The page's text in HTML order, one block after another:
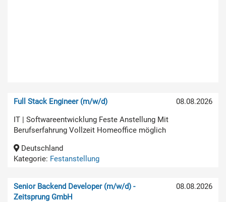
08.08.2026
Full Stack Engineer (m/w/d)
IT | Softwareentwicklung Feste Anstellung Mit
Berufserfahrung Vollzeit Homeoffice möglich
Deutschland
Kategorie: Festanstellung
08.08.2026
Senior Backend Developer (m/w/d) -
Zeitsprung GmbH